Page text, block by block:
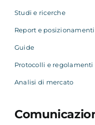
Studi e ricerche
Report e posizionamenti
Guide
Protocolli e regolamenti
Analisi di mercato